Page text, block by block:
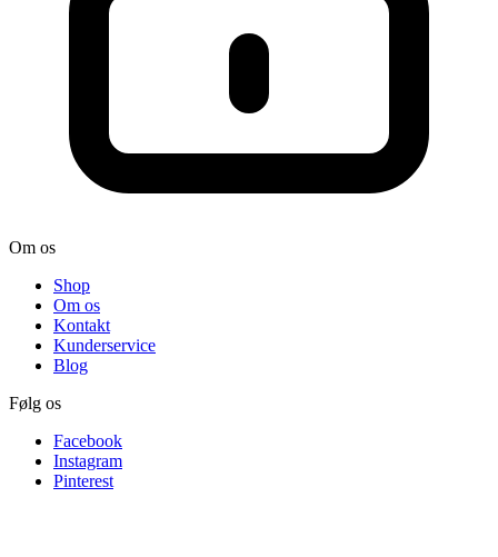
Om os
Shop
Om os
Kontakt
Kunderservice
Blog
Følg os
Facebook
Instagram
Pinterest